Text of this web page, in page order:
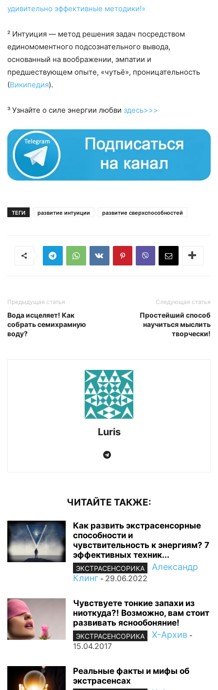
удивительно эффективные методики!»
² Интуиция — метод решения задач посредством
единомоментного подсознательного вывода,
основанный на воображении, эмпатии и
предшествующем опыте, «чутьё», проницательность
(Википедия).
³ Узнайте о силе энергии любви здесь>>>
ТЕГИ развитие интуиции развитие сверхспособностей
Предыдущая статья
Вода исцеляет! Как
собрать семихрамную
воду?
Следующая статья
Простейший способ
научиться мыслить
творчески!
Luris
ЧИТАЙТЕ ТАКЖЕ:
Как развить экстрасенсорные
способности и
чувствительность к энергиям? 7
эффективных техник...
ЭКСТРАСЕНСОРИКА
Александр
Клинг - 29.06.2022
Чувствуете тонкие запахи из
ниоткуда?! Возможно, вам стоит
развивать яснообоняние!
ЭКСТРАСЕНСОРИКА Х-Архив -
15.04.2017
Реальные факты и мифы об
экстрасенсах